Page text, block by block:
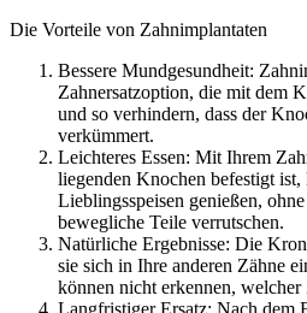
Die Vorteile von Zahnimplantaten
Bessere Mundgesundheit:
Zahnersatzoption, die mit dem
und so verhindern, dass der
verkümmert.
Leichteres Essen: Mit Ihrem
liegenden Knochen befestigt
Lieblingsspeisen genießen,
bewegliche Teile verrutschen.
Natürliche Ergebnisse: Die
sie sich in Ihre anderen Zähne
können nicht erkennen,
Langfristiger Ersatz: Nach dem